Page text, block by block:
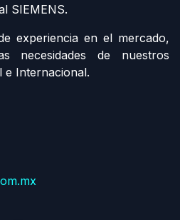
SIEMENS.
experiencia en el mercado,
necesidades de nuestros
e Internacional.